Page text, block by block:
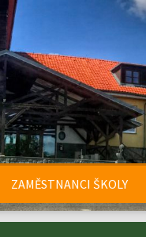
ZAMĚSTNANCI ŠKOLY